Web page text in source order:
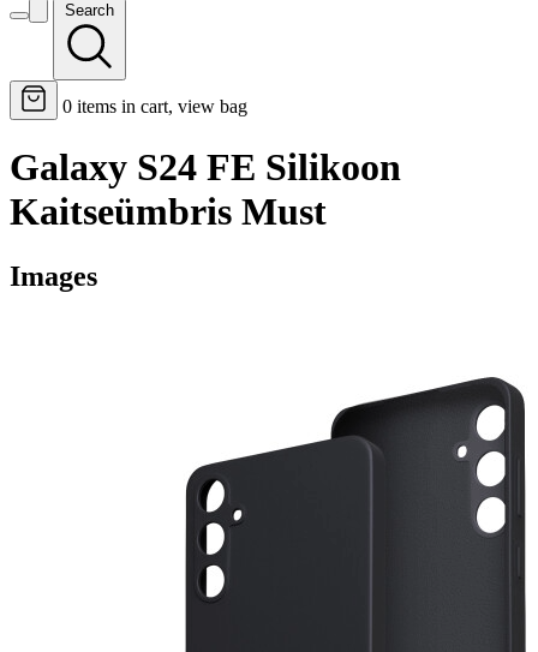
Search
0 items in cart, view bag
Galaxy S24 FE Silikoon
Kaitseümbris Must
Images